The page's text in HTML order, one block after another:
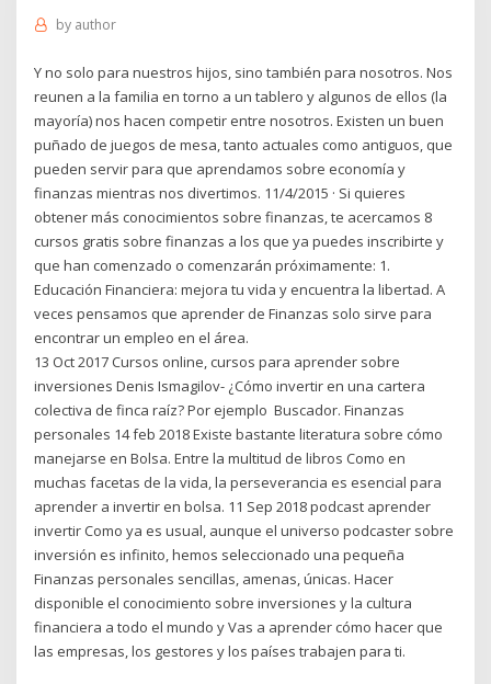
by author
Y no solo para nuestros hijos, sino también para nosotros. Nos
reunen a la familia en torno a un tablero y algunos de ellos (la
mayoría) nos hacen competir entre nosotros. Existen un buen
puñado de juegos de mesa, tanto actuales como antiguos, que
pueden servir para que aprendamos sobre economía y
finanzas mientras nos divertimos. 11/4/2015 · Si quieres
obtener más conocimientos sobre finanzas, te acercamos 8
cursos gratis sobre finanzas a los que ya puedes inscribirte y
que han comenzado o comenzarán próximamente: 1.
Educación Financiera: mejora tu vida y encuentra la libertad. A
veces pensamos que aprender de Finanzas solo sirve para
encontrar un empleo en el área.
13 Oct 2017 Cursos online, cursos para aprender sobre
inversiones Denis Ismagilov- ¿Cómo invertir en una cartera
colectiva de finca raíz? Por ejemplo Buscador. Finanzas
personales 14 feb 2018 Existe bastante literatura sobre cómo
manejarse en Bolsa. Entre la multitud de libros Como en
muchas facetas de la vida, la perseverancia es esencial para
aprender a invertir en bolsa. 11 Sep 2018 podcast aprender
invertir Como ya es usual, aunque el universo podcaster sobre
inversión es infinito, hemos seleccionado una pequeña
Finanzas personales sencillas, amenas, únicas. Hacer
disponible el conocimiento sobre inversiones y la cultura
financiera a todo el mundo y Vas a aprender cómo hacer que
las empresas, los gestores y los países trabajen para ti.